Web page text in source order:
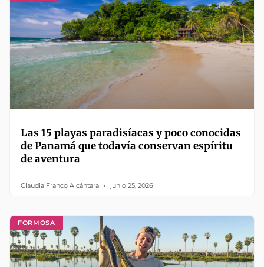
Las 15 playas paradisíacas y poco conocidas
de Panamá que todavía conservan espíritu
de aventura
Claudia Franco Alcántara junio 25, 2026
FORMOSA